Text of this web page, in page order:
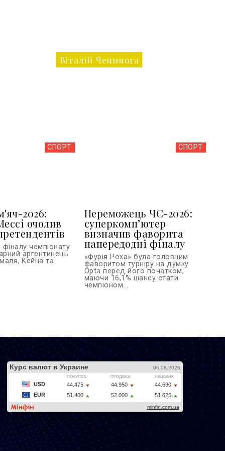
Віталій Чепинога
СПОРТ
2026:
очолив
чемпіонату
аргентинець
Кейна та
СПОРТ
Переможець ЧС-2026:
суперкомп’ютер
визначив фаворита
напередодні фіналу
«Фурія Роха» була головним
фаворитом турніру на думку
Opta перед його початком,
маючи 16,1% шансу стати
чемпіоном...